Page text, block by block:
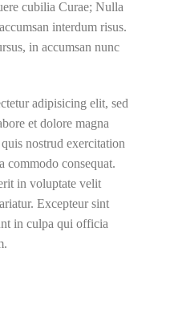
cubilia Curae; Nulla
interdum risus.
in accumsan nunc
adipisicing elit, sed
et dolore magna
nostrud exercitation
commodo consequat.
in voluptate velit
Excepteur sint
in culpa qui officia